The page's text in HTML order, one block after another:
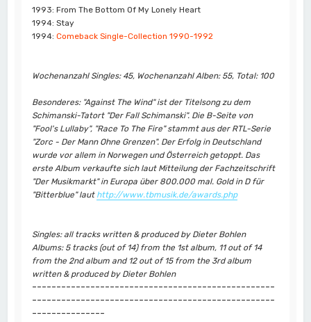
1993: From The Bottom Of My Lonely Heart
1994: Stay
1994:Comeback Single-Collection 1990-1992
Wochenanzahl Singles: 45, Wochenanzahl Alben: 55, Total: 100
Besonderes: "Against The Wind" ist der Titelsong zu dem
Schimanski-Tatort "Der Fall Schimanski". Die B-Seite von
"Fool's Lullaby", "Race To The Fire" stammt aus der RTL-Serie
"Zorc - Der Mann Ohne Grenzen". Der Erfolg in Deutschland
wurde vor allem in Norwegen und Österreich getoppt. Das
erste Album verkaufte sich laut Mitteilung der Fachzeitschrift
"Der Musikmarkt" in Europa über 800.000 mal. Gold in D für
"Bitterblue" laut http://www.tbmusik.de/awards.php
Singles: all tracks written & produced by Dieter Bohlen
Albums: 5 tracks (out of 14) from the 1st album, 11 out of 14
from the 2nd album and 12 out of 15 from the 3rd album
written & produced by Dieter Bohlen
--------------------------------------------------
--------------------------------------------------
---------------